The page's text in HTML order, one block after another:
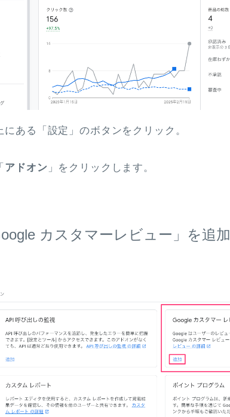
にある「設定」のボタンをクリック。
アドオン 」をクリックします。
カスタマーレビュー」を追加